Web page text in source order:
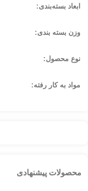
ابعاد بسته‌بندی:
وزن بسته بندی:
نوع محصول:
مواد به کار رفته:
محصولات پیشنهادی